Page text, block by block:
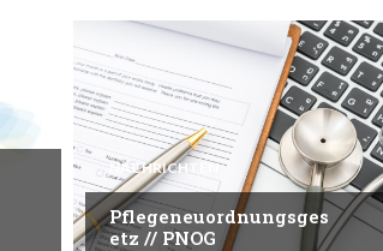
NACHRICHTEN
Pflegeneuordnungsges
etz // PNOG